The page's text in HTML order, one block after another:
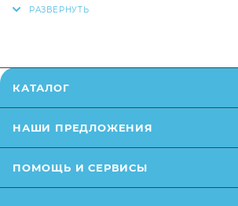
отверстием для слива воды, которое
отличаться от описания и
незначительные изменения в
свойства товара), при этом основные
КАТАЛОГ
НАШИ ПРЕДЛОЖЕНИЯ
ПОМОЩЬ И СЕРВИСЫ